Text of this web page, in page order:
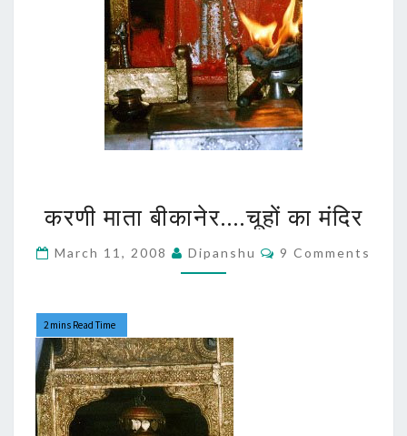
माता
बीकानेर….चूहों
का
मंदिर
करणी माता बीकानेर….चूहों का मंदिर
March 11, 2008 Dipanshu Comments
9 Comments